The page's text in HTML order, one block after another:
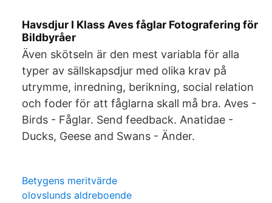
Havsdjur I Klass Aves fåglar Fotografering för
Bildbyråer
Även skötseln är den mest variabla för alla
typer av sällskapsdjur med olika krav på
utrymme, inredning, berikning, social relation
och foder för att fåglarna skall må bra. Aves -
Birds - Fåglar. Send feedback. Anatidae -
Ducks, Geese and Swans - Änder.
Betygens meritvärde
olovslunds aldreboende